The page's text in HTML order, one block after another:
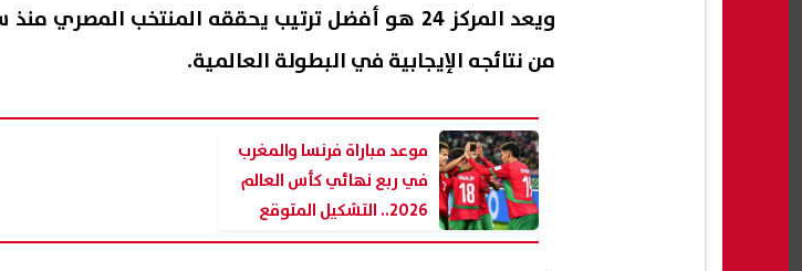
ويعد المركز 24 هو أفضل ترتيب يحققه المنتخب المصري
من نتائجه الإيجابية في البطولة العالمية.
موعد مباراة فرنسا والمغرب
في ربع نهائي كأس العالم
2026.. التشكيل المتوقع
وتاريخ المواجهات